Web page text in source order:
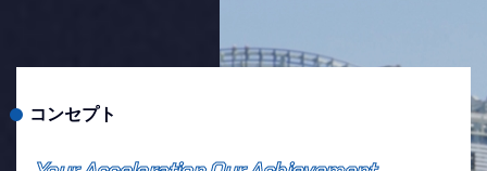
コンセプト